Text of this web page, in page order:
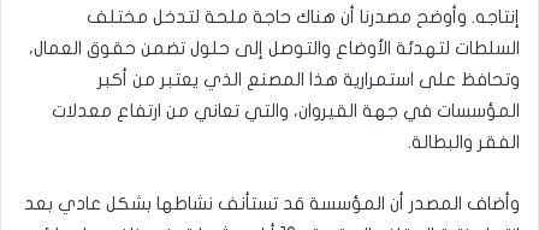
إنتاجه. وأوضح مصدرنا أن هناك حاجة ملحة لتدخل مختلف
السلطات لتهدئة الأوضاع والتوصل إلى حلول تضمن حقوق العمال،
وتحافظ على استمرارية هذا المصنع الذي يعتبر من أكبر
المؤسسات في جهة القيروان، والتي تعاني من ارتفاع معدلات
الفقر والبطالة.
وأضاف المصدر أن المؤسسة قد تستأنف نشاطها بشكل عادي بعد